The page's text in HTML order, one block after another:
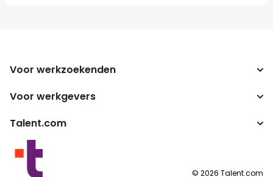
Voor werkzoekenden
Jobs zoeken
Salarisomzetter
Voor werkgevers
Onderneming
Publisher programma's
Talent.com
Meer landen
Servicevoorwaarden
© 2026 Talent.com